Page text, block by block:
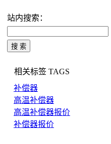
站内搜索：
相关标签 TAGS
补偿器
高温补偿器
高温补偿器报价
补偿器报价